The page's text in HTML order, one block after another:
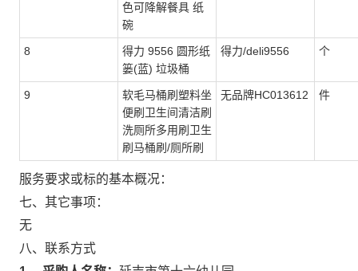
色可降解餐具 纸
碗
8
得力 9556 圆形纸
篓(蓝) 垃圾桶
得力/deli9556 个
9
软毛马桶刷塑料坐
便刷卫生间清洁刷
洗厕所多用刷卫生
刷马桶刷/厕所刷
无品牌HC013612 件
服务要求或标的基本概况：
七、其它事项：
无
八、联系方式